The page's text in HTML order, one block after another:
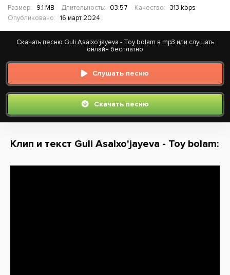
Размер: 9.1 MB Длительность: 03:57 Качество:
313 kbps
Опубликовано:
16 март 2024
Скачать песню Guli Asalxo'jayeva - Toy bolam в mp3 или слушать
онлайн бесплатно
Слушать песню
Скачать песню
Клип и текст Guli Asalxo'jayeva - Toy bolam: